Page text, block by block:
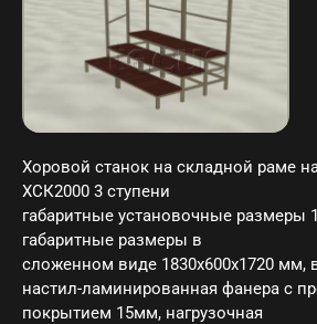
Хоровой станок на складной раме
ХСК2000 3 ступени
габаритные установочные размеры
габаритные размеры в
сложенном виде 1830х600х1720 мм,
настил-ламинированная фанера с
покрытием 15мм, нагрузочная